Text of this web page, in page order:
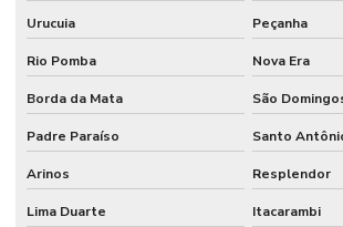
Urucuia Peçanha
Rio Pomba Nova Era
Borda da Mata São
Padre Paraíso Santo
Arinos Resplendor
Lima Duarte Itacarambi